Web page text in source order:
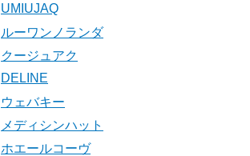
UMIUJAQ
ルーワンノランダ
クージュアク
DELINE
ウェバキー
メディシンハット
ホエールコーヴ